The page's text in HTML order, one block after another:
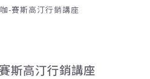
-賽斯高汀行銷講座
斯高汀行銷講座